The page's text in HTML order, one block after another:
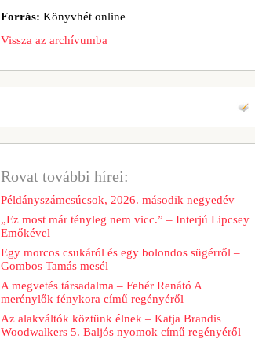
Forrás: Könyvhét online
Vissza az archívumba
Rovat további hírei:
Példányszámcsúcsok, 2026. második negyedév
„Ez most már tényleg nem vicc.” – Interjú Lipcsey
Emőkével
Egy morcos csukáról és egy bolondos sügérről –
Gombos Tamás mesél
A megvetés társadalma – Fehér Renátó A
merénylők fénykora című regényéről
Az alakváltók köztünk élnek – Katja Brandis
Woodwalkers 5. Baljós nyomok című regényéről